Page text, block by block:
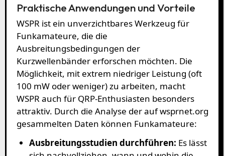
Praktische Anwendungen und Vorteile
WSPR ist ein unverzichtbares Werkzeug für
Funkamateure, die die
Ausbreitungsbedingungen der
Kurzwellenbänder erforschen möchten. Die
Möglichkeit, mit extrem niedriger Leistung (oft
100 mW oder weniger) zu arbeiten, macht
WSPR auch für QRP-Enthusiasten besonders
attraktiv. Durch die Analyse der auf wsprnet.org
gesammelten Daten können Funkamateure:
Ausbreitungsstudien durchführen: Es lässt